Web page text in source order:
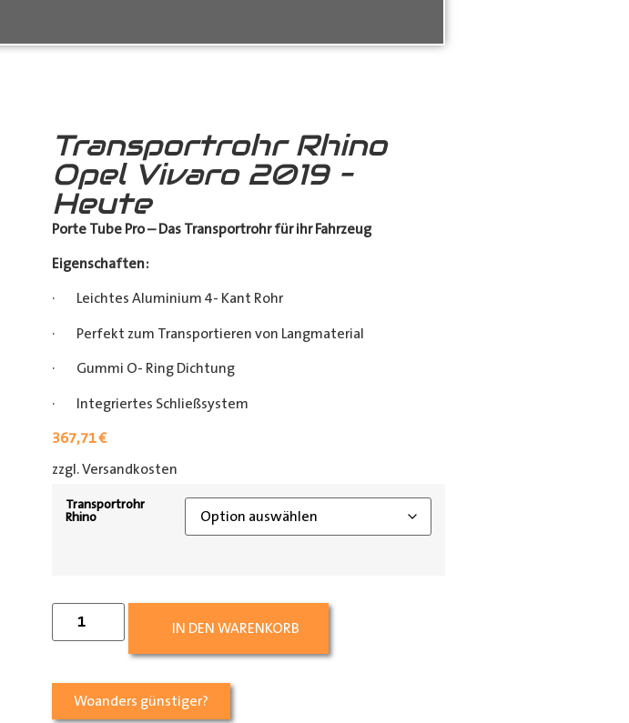
Transportrohr Rhino
Opel Vivaro 2019 –
Heute
Porte Tube Pro – Das Transportrohr für ihr Fahrzeug
Eigenschaften:
· Leichtes Aluminium 4- Kant Rohr
· Perfekt zum Transportieren von Langmaterial
· Gummi O- Ring Dichtung
· Integriertes Schließsystem
367,71€
zzgl. Versandkosten
Transportrohr
Rhino
IN DEN WARENKORB
Woanders günstiger?